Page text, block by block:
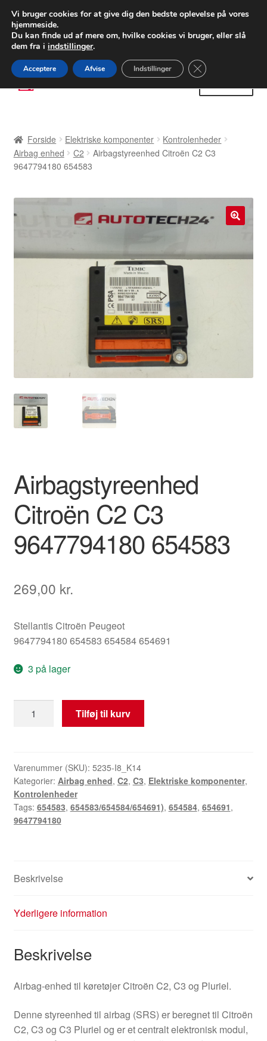
LEVERING fra 55 kr.
FEDEX verdensomspændende forsendelse
80 82 72 02
Spring
til
Spring
til
Betalinger
Klage
Om os
Forside Elektriske komponenter
Kontrolenheder
Airbag enhed
C2
Airbagstyreenhed Citroën C2 C3
9647794180 654583
Airbagstyreenhed
Citroën C2 C3
9647794180 654583
269,00 kr.
Stellantis Citroën Peugeot
9647794180 654583 654584 654691
3 på lager
Airbagstyreenhed
Citroën
9647794180
654583
antal
Tilføj til kurv
Varenummer (SKU): 5235-I8_K14
Kategorier: Airbag enhed, C2, C3, Elektriske komponenter,
Kontrolenheder
Tags: 654583, 654583/654584/654691), 654584, 654691,
9647794180
Beskrivelse
Yderligere information
Beskrivelse
Airbag-enhed til køretøjer Citroën C2, C3 og Pluriel.
Denne styreenhed til airbag (SRS) er beregnet til Citroën
C2, C3 og C3 Pluriel og er et centralt elektronisk modul,
Vi bruger cookies for at give dig den bedste oplevelse på vores
hjemmeside.
Du kan finde ud af mere om, hvilke cookies vi bruger, eller slå
dem fra i indstillinger.
Acceptere Afvise Indstillinger Close GDPR